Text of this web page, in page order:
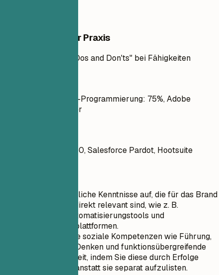
Beispiele aus der Praxis
Praxisbeispiel für "Dos and Don'ts" bei Fähigkeiten
Marktanalyse, Java-Programmierung: 75%, Adobe
Photoshop: Anfänger
Google Analytics 360, Salesforce Pardot, Hootsuite
Listen Sie fachliche Kenntnisse auf, die für das Brand
Management direkt relevant sind, wie z. B.
Marketing-Automatisierungstools und
Datenanalyseplattformen.
Priorisieren Sie soziale Kompetenzen wie Führung,
strategisches Denken und funktionsübergreifende
Zusammenarbeit, indem Sie diese durch Erfolge
hervorheben, anstatt sie separat aufzulisten.